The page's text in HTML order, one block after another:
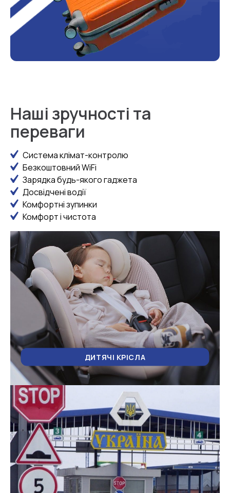
Наші зручності та
переваги
Система клімат-контролю
Безкоштовний WiFi
Зарядка будь-якого гаджета
Досвідчені водії
Комфортні зупинки
Комфорт і чистота
ДИТЯЧІ КРІСЛА